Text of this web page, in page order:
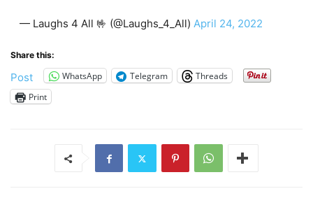
— Laughs 4 All 🤟 (@Laughs_4_All) April 24, 2022
Share this:
Post WhatsApp Telegram
Threads
Print